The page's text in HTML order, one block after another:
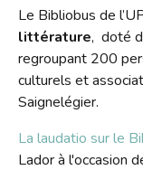
Le Bibliobus de
littérature, doté
regroupant 200
culturels et
Saignelégier.
La laudatio sur le
Lador à l'occasion